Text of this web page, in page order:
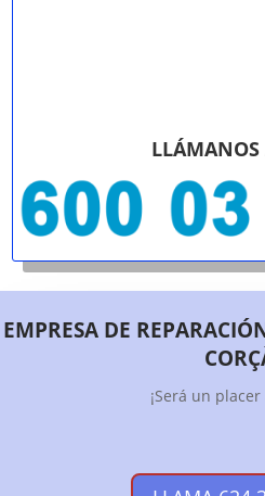
LLÁMANOS
EMPRESA DE
¡Será un